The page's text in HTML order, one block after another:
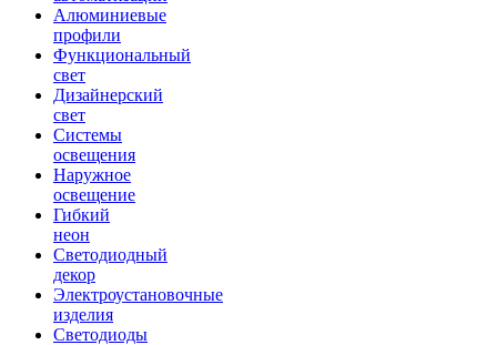
Алюминиевые
профили
Функциональный
свет
Дизайнерский
свет
Системы
освещения
Наружное
освещение
Гибкий
неон
Светодиодный
декор
Электроустановочные
изделия
Светодиоды